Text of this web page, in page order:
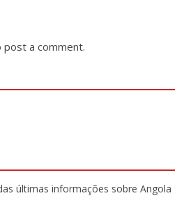
post a comment.
últimas informações sobre Angola